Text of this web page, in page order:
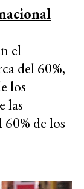
el
del 60%,
los
las
60% de los